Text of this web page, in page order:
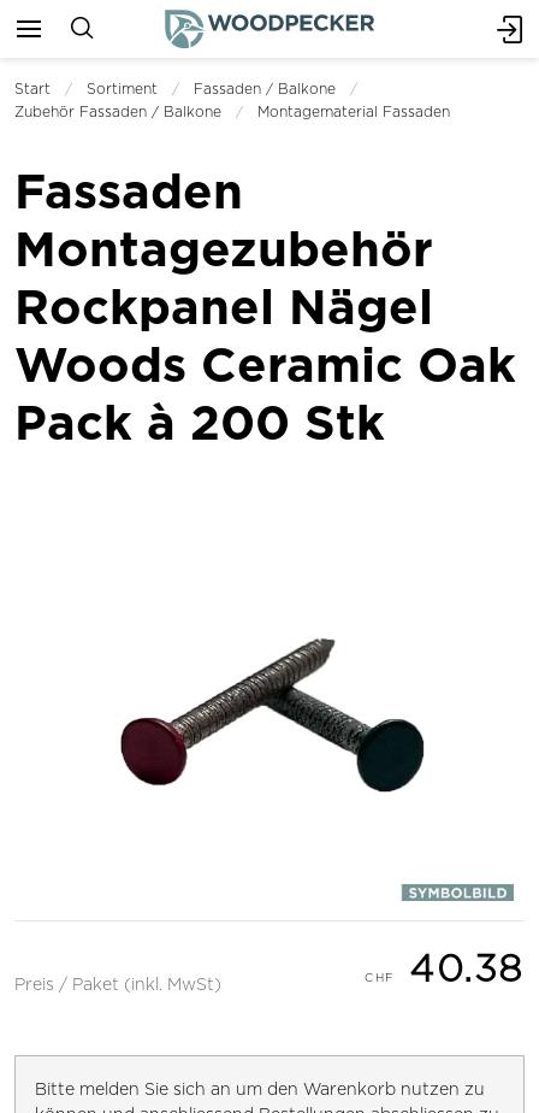
Start Sortiment
Fassaden / Balkone
Zubehör Fassaden / Balkone
Montagematerial Fassaden
Fassaden
Montagezubehör
Rockpanel Nägel
Woods Ceramic Oak
Pack à 200 Stk
Preis / Paket (inkl. MwSt) 40.38
Bitte melden Sie sich an um den Warenkorb nutzen zu